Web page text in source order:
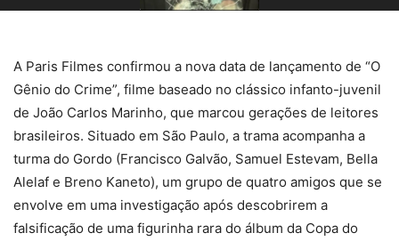
A Paris Filmes confirmou a nova data de lançamento de “O
Gênio do Crime”, filme baseado no clássico infanto-juvenil
de João Carlos Marinho, que marcou gerações de leitores
brasileiros. Situado em São Paulo, a trama acompanha a
turma do Gordo (Francisco Galvão, Samuel Estevam, Bella
Alelaf e Breno Kaneto), um grupo de quatro amigos que se
envolve em uma investigação após descobrirem a
falsificação de uma figurinha rara do álbum da Copa do